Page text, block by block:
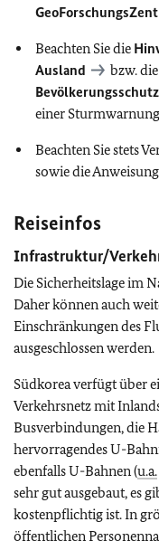
Beachten Sie die
Ausland
bzw.
einer
Beachten Sie stets
sowie die
Reiseinfos
Infrastruktur/
Die Sicherheitslage im
Daher können auch
Einschränkungen des
ausgeschlossen werden.
Südkorea verfügt über
Verkehrsnetz mit
Busverbindungen, die
hervorragendes U-
ebenfalls U-Bahnen (u.a.
sehr gut ausgebaut, es
kostenpflichtig ist. In
öffentlichen